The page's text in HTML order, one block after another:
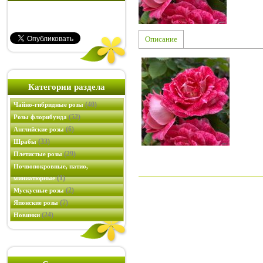
Категории раздела
Чайно-гибридные розы(40)
Розы флорибунда(52)
Английские розы(6)
Шрабы(33)
Плетистые розы(29)
Почвопокровные, патио,
миниатюрные(1)
Мускусные розы(2)
Японские розы(7)
Новинки(24)
Описание